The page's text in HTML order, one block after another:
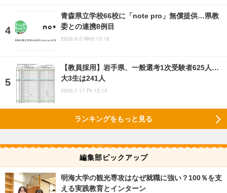
青森県立学校66校に「note pro」無償提供…県教
委との連携8例目
2026.8.5 Wed 15:18
【教員採用】岩手県、一般選考1次受験者625人…
大3生は241人
2026.7.17 Fri 12:15
ランキングをもっと見る
編集部ピックアップ
明海大学の観光専攻はなぜ就職に強い？100％を支
える実践教育とインターン